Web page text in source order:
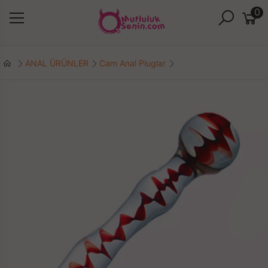
0
ANAL ÜRÜNLER Cam Anal Pluglar